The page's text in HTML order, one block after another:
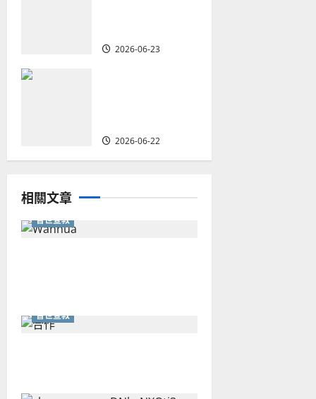
2026-06-23
2026-06-22
相關文章
普世宣教
普世宣教